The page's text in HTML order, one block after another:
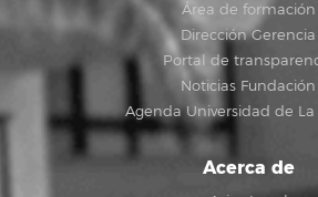
Área de formación
Dirección Gerencia
Portal de
Noticias Fundación
Agenda Universidad de La
Acerca de